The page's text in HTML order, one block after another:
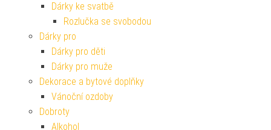
Dárky ke svatbě
Rozlučka se svobodou
Dárky pro
Dárky pro děti
Dárky pro muže
Dekorace a bytové doplňky
Vánoční ozdoby
Dobroty
Alkohol